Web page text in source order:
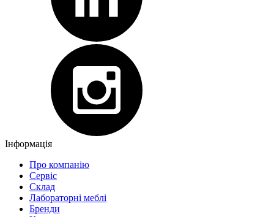
Інформація
Про компанію
Сервіс
Склад
Лабораторні меблі
Бренди